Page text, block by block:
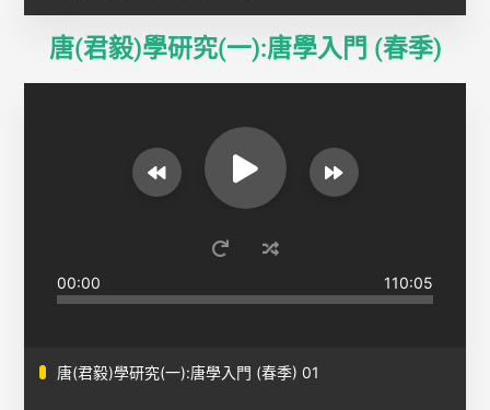
唐(君毅)學研究(一):唐學入門 (春季)
00:00 110:05
唐(君毅)學研究(一):唐學入門 (春季) 01